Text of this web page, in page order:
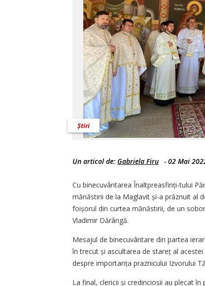
Știri
Un articol de: Gabriela Firu - 02 Mai
Cu binecuvântarea Înaltprea­sfinți­-tului
mănăstirii de la Maglavit și-a prăznuit al
foișorul din curtea mănăstirii, de un
Vladimir Dărângă.
Mesajul de binecuvântare din partea
în trecut și ascultarea de stareț al
despre importanța praznicului Izvorului
La final, clericii și credincioșii au plecat